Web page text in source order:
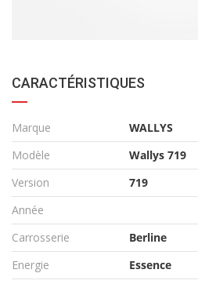
CARACTÉRISTIQUES
Marque
WALLYS
Modèle
Wallys 719
Version
719
Année
Carrosserie
Berline
Energie
Essence